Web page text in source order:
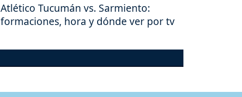
Atlético Tucumán vs. Sarmiento:
formaciones, hora y dónde ver por tv